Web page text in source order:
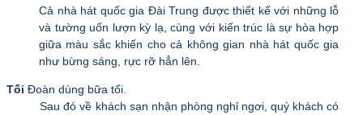
Cả nhà hát quốc gia Đài Trung được thiết kế với những lỗ
và tường uốn lượn kỳ lạ, cùng với kiến trúc là sự hòa hợp
giữa màu sắc khiến cho cả không gian nhà hát quốc gia
như bừng sáng, rực rỡ hẳn lên.
Tối Đoàn dùng bữa tối.
Sau đó về khách sạn nhận phòng nghỉ ngơi, quý khách có